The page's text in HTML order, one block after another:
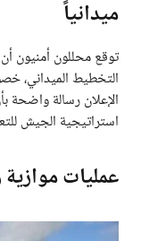
ميدانياً
توقع محللون أمنيون
التخطيط الميداني،
الإعلان رسالة واضحة
استراتيجية الجيش
عمليات